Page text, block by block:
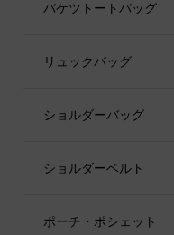
バケツトートバッグ
リュックバッグ
ショルダーバッグ
ショルダーベルト
ポーチ・ポシェット